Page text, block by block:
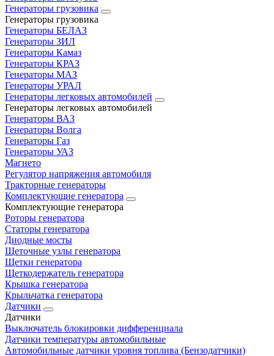
Генераторы грузовика
Генераторы грузовика
Генераторы БЕЛАЗ
Генераторы ЗИЛ
Генераторы Камаз
Генераторы КРАЗ
Генераторы МАЗ
Генераторы УРАЛ
Генераторы легковых автомобилей
Генераторы легковых автомобилей
Генераторы ВАЗ
Генераторы Волга
Генераторы Газ
Генераторы УАЗ
Магнето
Регулятор напряжения автомобиля
Тракторные генераторы
Комплектующие генератора
Комплектующие генератора
Роторы генератора
Статоры генератора
Диодные мосты
Щеточные узлы генератора
Щетки генератора
Щеткодержатель генератора
Крышка генератора
Крыльчатка генератора
Датчики
Датчики
Выключатель блокировки дифференциала
Датчики температуры автомобильные
Автомобильные датчики уровня топлива (Бензодатчики)